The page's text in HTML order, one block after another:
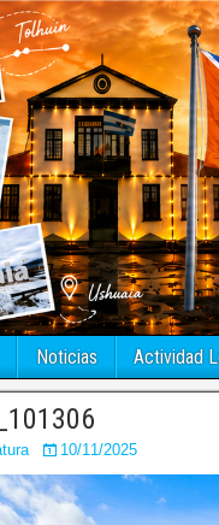
Noticias Actividad
10/11/2025